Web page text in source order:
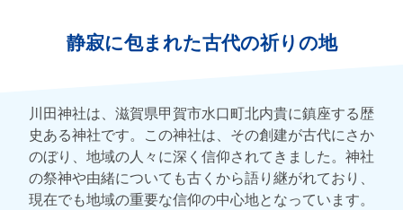
静寂に包まれた古代の祈りの地
川田神社は、滋賀県甲賀市水口町北内貴に鎮座する歴
史ある神社です。この神社は、その創建が古代にさか
のぼり、地域の人々に深く信仰されてきました。神社
の祭神や由緒についても古くから語り継がれており、
現在でも地域の重要な信仰の中心地となっています。